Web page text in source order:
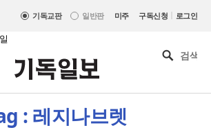
기독교판 일반판 미주 구독신청 | 로그인
: 레지나브렛